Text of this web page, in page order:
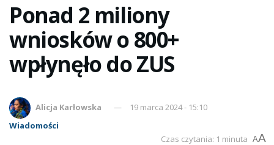
Ponad 2 miliony
wniosków o 800+
wpłynęło do ZUS
Alicja Karłowska
19 marca 2024 - 15:10
Wiadomości
Czas czytania: 1 minuta AA